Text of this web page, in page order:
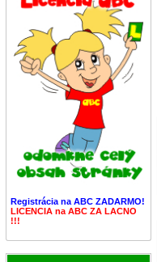
Registrácia na ABC ZADARMO!
LICENCIA na ABC ZA LACNO
!!!